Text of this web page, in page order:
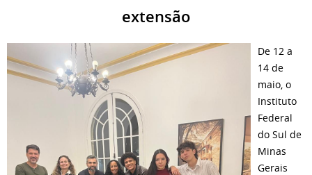
extensão
De 12 a
14 de
maio, o
Instituto
Federal
do Sul de
Minas
Gerais